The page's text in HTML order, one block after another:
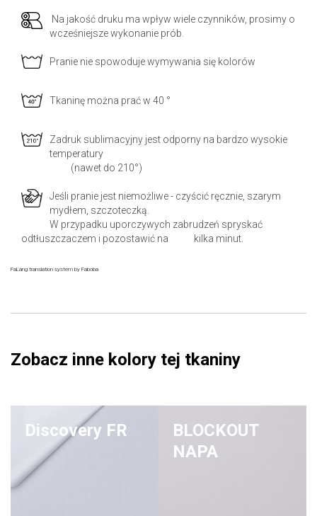
Na jakość druku ma wpływ wiele czynników, prosimy o
wcześniejsze wykonanie prób.
Pranie nie spowoduje wymywania się kolorów
Tkaninę można prać w 40 °
Zadruk sublimacyjny jest odporny na bardzo wysokie
temperatury
(nawet do 210°)
Jeśli pranie jest niemożliwe - czyścić ręcznie, szarym
mydłem, szczoteczką.
W przypadku uporczywych zabrudzeń spryskać
odtłuszczaczem i pozostawić na kilka minut.
FaLang translation system by Faboba
Zobacz inne kolory tej tkaniny
Discovery FR
BLOCKOUT
NAPA